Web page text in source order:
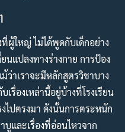
ผู้ใหญ่ ไม่ได้พูดกับเด็กอย่าง
นแปลงทางร่างกาย การป้อง
ว่าเราจะมีหลักสูตรวิชาบาง
รื่องเหล่านี้อยู่บ้างที่โรงเรียน
ไปตรงมา ดังนั้นการตระหนัก
บูและเรื่องที่อ่อนไหวจาก